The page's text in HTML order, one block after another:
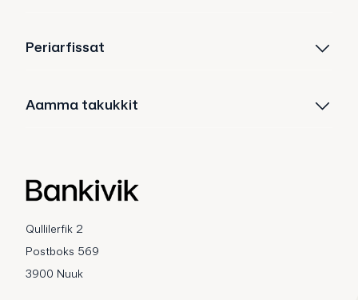
Periarfissat
Aamma takukkit
Qullilerfik 2
Postboks 569
3900 Nuuk